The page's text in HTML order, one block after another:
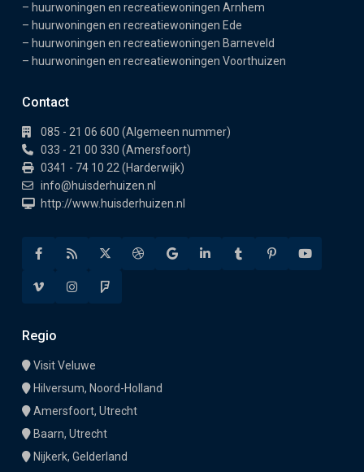
– huurwoningen en recreatiewoningen Arnhem
– huurwoningen en recreatiewoningen Ede
– huurwoningen en recreatiewoningen Barneveld
– huurwoningen en recreatiewoningen Voorthuizen
Contact
085 - 21 06 600 (Algemeen nummer)
033 - 21 00 330 (Amersfoort)
0341 - 74 10 22 (Harderwijk)
info@huisderhuizen.nl
http://www.huisderhuizen.nl
Regio
Visit Veluwe
Hilversum, Noord-Holland
Amersfoort, Utrecht
Baarn, Utrecht
Nijkerk, Gelderland